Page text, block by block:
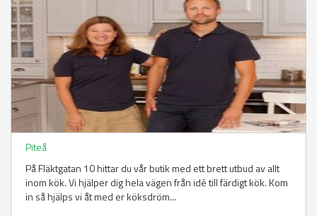
Piteå
På Fläktgatan 10 hittar du vår butik med ett brett utbud av allt
inom kök. Vi hjälper dig hela vägen från idé till färdigt kök. Kom
in så hjälps vi åt med er köksdröm...